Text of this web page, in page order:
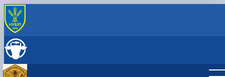
ПРО КАФЕДРУ
ОСВІТНЯ ДІЯЛЬНІСТЬ